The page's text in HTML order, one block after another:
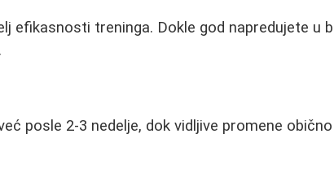
efikasnosti treninga. Dokle god napredujete u
posle 2-3 nedelje, dok vidljive promene